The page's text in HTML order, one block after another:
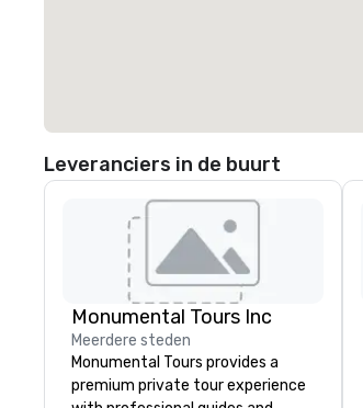
Leveranciers in de buurt
Monumental Tours Inc
Meerdere steden
Monumental Tours provides a
premium private tour experience